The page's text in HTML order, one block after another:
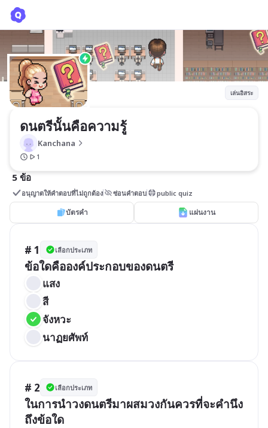
เล่นอิสระ
ดนตรีนั้นคือความรู้
Kanchana
1
5 ข้อ
อนุญาตให้คำตอบที่ไม่ถูกต้อง ซ่อนคำตอบ public quiz
บัตรคำ แผ่นงาน
# 1 เลือกประเภท
ข้อใดคือองค์ประกอบของดนตรี
แสง
สี
จังหวะ
นาฏยศัพท์
# 2 เลือกประเภท
ในการนำวงดนตรีมาผสมวงกันควรที่จะคำนึง
ถึงข้อใด